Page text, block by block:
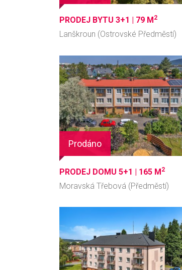
PRODEJ BYTU 3+1 | 79 M 2
Lanškroun (Ostrovské Předměstí)
Prodáno
PRODEJ DOMU 5+1 | 165 M2
Moravská Třebová (Předměstí)